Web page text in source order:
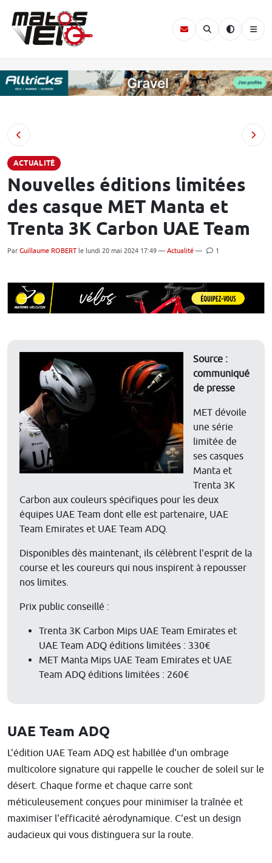
ACTUALITÉ
Nouvelles éditions limitées
des casque MET Manta et
Trenta 3K Carbon UAE Team
Par Guillaume ROBERT le lundi 20 mai 2024 17:49 — Actualité — 1
Source :
communiqué
de presse
MET dévoile
une série
limitée de
ses casques
Manta et
Trenta 3K
Carbon aux couleurs spécifiques pour les deux
équipes UAE Team dont elle est partenaire, UAE
Team Emirates et UAE Team ADQ.
Disponibles dès maintenant, ils célèbrent l'esprit de la
course et les coureurs qui nous inspirent à repousser
nos limites.
Prix public conseillé :
Trenta 3K Carbon Mips UAE Team Emirates et
UAE Team ADQ éditions limitées : 330€
MET Manta Mips UAE Team Emirates et UAE
Team ADQ éditions limitées : 260€
UAE Team ADQ
L'édition UAE Team ADQ est habillée d'un ombrage
multicolore signature qui rappelle le coucher de soleil sur le
désert. Chaque forme et chaque carre sont
méticuleusement conçues pour minimiser la traînée et
maximiser l'efficacité aérodynamique. C'est un design
audacieux qui vous distinguera sur la route.